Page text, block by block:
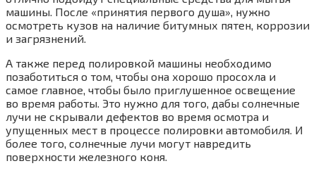
машины. После «принятия первого душа», нужно
осмотреть кузов на наличие битумных пятен, коррозии
и загрязнений.
А также перед полировкой машины необходимо
позаботиться о том, чтобы она хорошо просохла и
самое главное, чтобы было приглушенное освещение
во время работы. Это нужно для того, дабы солнечные
лучи не скрывали дефектов во время осмотра и
упущенных мест в процессе полировки автомобиля. И
более того, солнечные лучи могут навредить
поверхности железного коня.